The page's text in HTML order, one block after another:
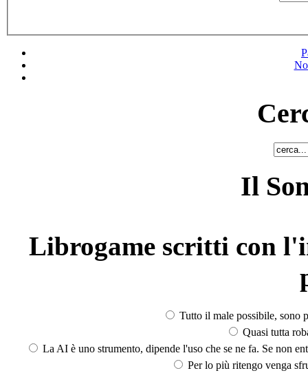
Il
Librogame scritti con
Tutto il male possibile, sono
Quasi tutta
La AI è uno strumento, dipende l'uso che se ne fa. Se non
Per lo più ritengo venga